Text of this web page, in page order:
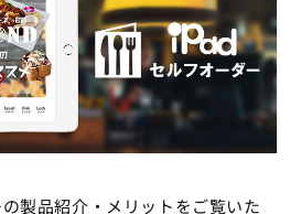
製品紹介・メリットをご覧いた